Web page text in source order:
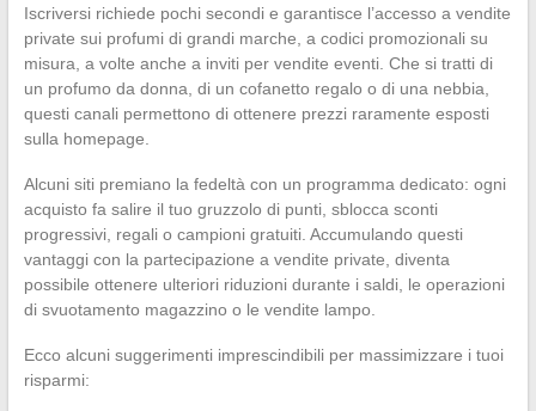
Iscriversi richiede pochi secondi e garantisce l’accesso a vendite
private sui profumi di grandi marche, a codici promozionali su
misura, a volte anche a inviti per vendite eventi. Che si tratti di
un profumo da donna, di un cofanetto regalo o di una nebbia,
questi canali permettono di ottenere prezzi raramente esposti
sulla homepage.
Alcuni siti premiano la fedeltà con un programma dedicato: ogni
acquisto fa salire il tuo gruzzolo di punti, sblocca sconti
progressivi, regali o campioni gratuiti. Accumulando questi
vantaggi con la partecipazione a vendite private, diventa
possibile ottenere ulteriori riduzioni durante i saldi, le operazioni
di svuotamento magazzino o le vendite lampo.
Ecco alcuni suggerimenti imprescindibili per massimizzare i tuoi
risparmi: